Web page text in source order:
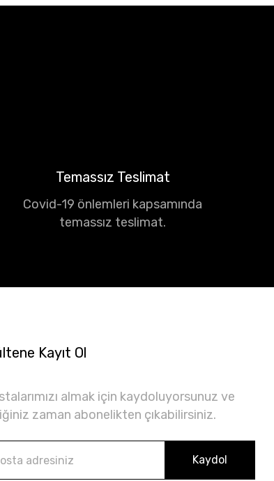
Temassız Teslimat
Covid-19 önlemleri kapsamında
temassız teslimat.
Kayıt Ol
almak için kaydoluyorsunuz ve
zaman abonelikten çıkabilirsiniz.
Kaydol